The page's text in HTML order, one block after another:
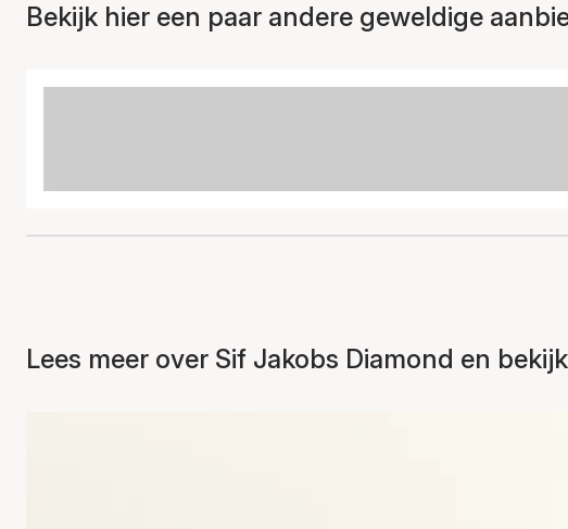
Bekijk hier een paar andere geweldige
Lees meer over Sif Jakobs Diamond en